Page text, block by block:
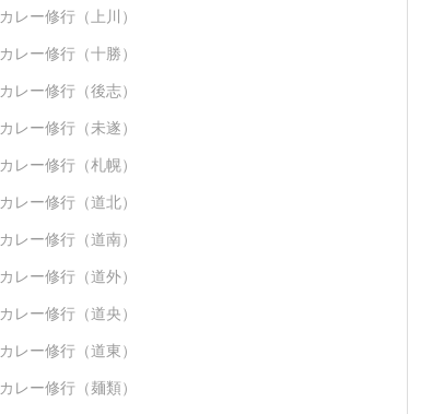
カレー修行（上川）
カレー修行（十勝）
カレー修行（後志）
カレー修行（未遂）
カレー修行（札幌）
カレー修行（道北）
カレー修行（道南）
カレー修行（道外）
カレー修行（道央）
カレー修行（道東）
カレー修行（麺類）